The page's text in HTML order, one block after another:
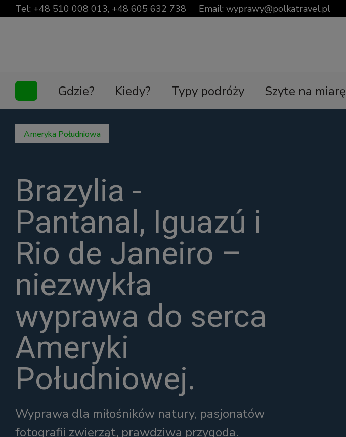
Tel: +48 510 008 013, +48 605 632 738 Email: wyprawy@polkatravel.pl
Gdzie? Kiedy? Typy podróży Szyte na miarę
Ameryka Południowa
Brazylia -
Pantanal, Iguazú i
Rio de Janeiro –
niezwykła
wyprawa do serca
Ameryki
Południowej.
Wyprawa dla miłośników natury, pasjonatów
fotografii zwierząt, prawdziwa przygoda.